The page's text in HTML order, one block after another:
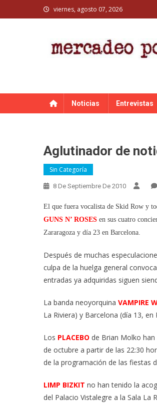
to
viernes, agosto 07, 2026
Noticias Entrevistas
Aglutinador de
Sin Categoría
8 De Septiembre De 2010
El que fuera vocalista de Skid Row y
GUNS N’ ROSES en sus cuatro
Zararagoza y día 23 en Barcelona.
Después de muchas
culpa de la huelga general
entradas ya adquiridas siguen
La banda neoyorquina VAMPIRE
La Riviera) y Barcelona (día 13,
Los PLACEBO de Brian Molko
de octubre a partir de las 22:30
de la programación de las fiestas
LIMP BIZKIT no han tenido la
del Palacio Vistalegre a la Sala La